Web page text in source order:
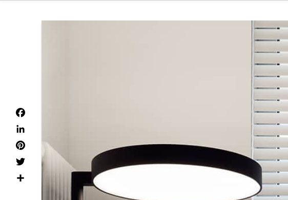
Facebook
LinkedIn
Pinterest
Twitter